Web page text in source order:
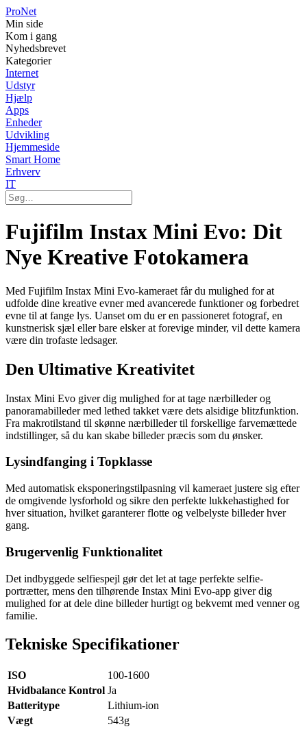
ProNet
Min side
Kom i gang
Nyhedsbrevet
Kategorier
Internet
Udstyr
Hjælp
Apps
Enheder
Udvikling
Hjemmeside
Smart Home
Erhverv
IT
Fujifilm Instax Mini Evo: Dit
Nye Kreative Fotokamera
Med Fujifilm Instax Mini Evo-kameraet får du mulighed for at
udfolde dine kreative evner med avancerede funktioner og forbedret
evne til at fange lys. Uanset om du er en passioneret fotograf, en
kunstnerisk sjæl eller bare elsker at forevige minder, vil dette kamera
være din trofaste ledsager.
Den Ultimative Kreativitet
Instax Mini Evo giver dig mulighed for at tage nærbilleder og
panoramabilleder med lethed takket være dets alsidige blitzfunktion.
Fra makrotilstand til skønne nærbilleder til forskellige farvemættede
indstillinger, så du kan skabe billeder præcis som du ønsker.
Lysindfanging i Topklasse
Med automatisk eksponeringstilpasning vil kameraet justere sig efter
de omgivende lysforhold og sikre den perfekte lukkehastighed for
hver situation, hvilket garanterer flotte og velbelyste billeder hver
gang.
Brugervenlig Funktionalitet
Det indbyggede selfiespejl gør det let at tage perfekte selfie-
portrætter, mens den tilhørende Instax Mini Evo-app giver dig
mulighed for at dele dine billeder hurtigt og bekvemt med venner og
familie.
Tekniske Specifikationer
ISO
100-1600
Hvidbalance Kontrol Ja
Batteritype
Lithium-ion
Vægt
543g